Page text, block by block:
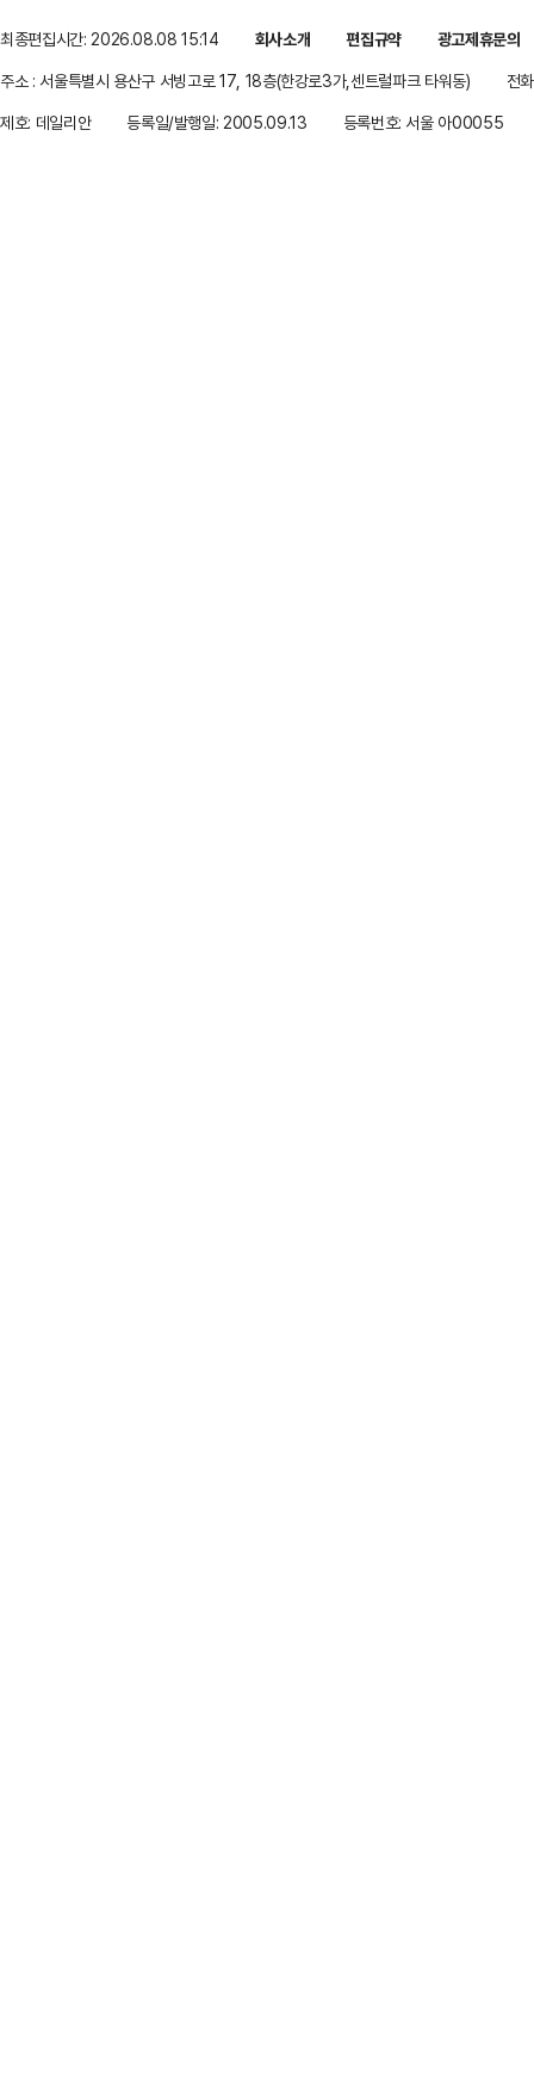
최종편집시간: 2026.08.08 15:14 회사소개 편집규약
광고제휴문의
주소 : 서울특별시 용산구 서빙고로 17, 18층(한강로3가,센트럴파크 타워동)
전
제호: 데일리안
등록일/발행일: 2005.09.13 등록번호: 서울 아00055